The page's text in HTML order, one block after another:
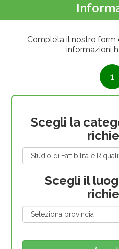
Completa il nostro form
informazioni
1
Scegli la
Scegli il